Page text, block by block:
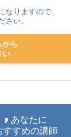
りますので、
い。
から
い
あなたに
すすめの講師